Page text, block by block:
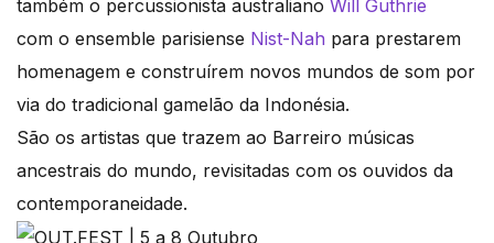
também o percussionista australiano Will Guthrie
com o ensemble parisiense Nist-Nah para prestarem
homenagem e construírem novos mundos de som por
via do tradicional gamelão da Indonésia.
São os artistas que trazem ao Barreiro músicas
ancestrais do mundo, revisitadas com os ouvidos da
contemporaneidade.